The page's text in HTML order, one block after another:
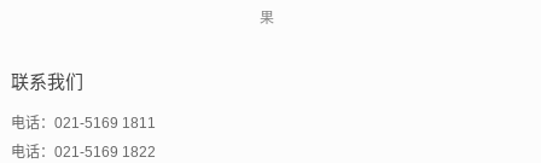
果
联系我们
电话：021-5169 1811
电话：021-5169 1822